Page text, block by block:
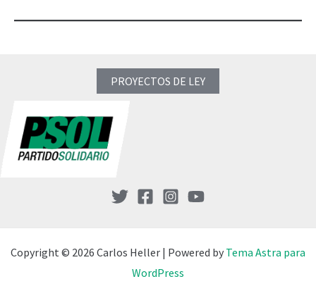
PROYECTOS DE LEY
Copyright © 2026 Carlos Heller | Powered by Tema Astra para
WordPress